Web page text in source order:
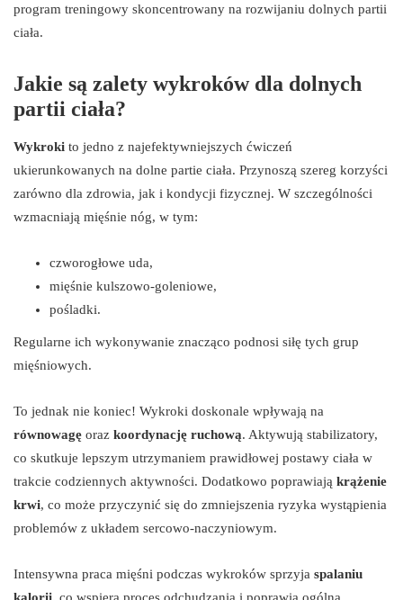
program treningowy skoncentrowany na rozwijaniu dolnych partii
ciała.
Jakie są zalety wykroków dla dolnych
partii ciała?
Wykroki to jedno z najefektywniejszych ćwiczeń
ukierunkowanych na dolne partie ciała. Przynoszą szereg korzyści
zarówno dla zdrowia, jak i kondycji fizycznej. W szczególności
wzmacniają mięśnie nóg, w tym:
czworogłowe uda,
mięśnie kulszowo-goleniowe,
pośladki.
Regularne ich wykonywanie znacząco podnosi siłę tych grup
mięśniowych.
To jednak nie koniec! Wykroki doskonale wpływają na
równowagę oraz koordynację ruchową. Aktywują stabilizatory,
co skutkuje lepszym utrzymaniem prawidłowej postawy ciała w
trakcie codziennych aktywności. Dodatkowo poprawiają krążenie
krwi, co może przyczynić się do zmniejszenia ryzyka wystąpienia
problemów z układem sercowo-naczyniowym.
Intensywna praca mięśni podczas wykroków sprzyja spalaniu
kalorii, co wspiera proces odchudzania i poprawia ogólną